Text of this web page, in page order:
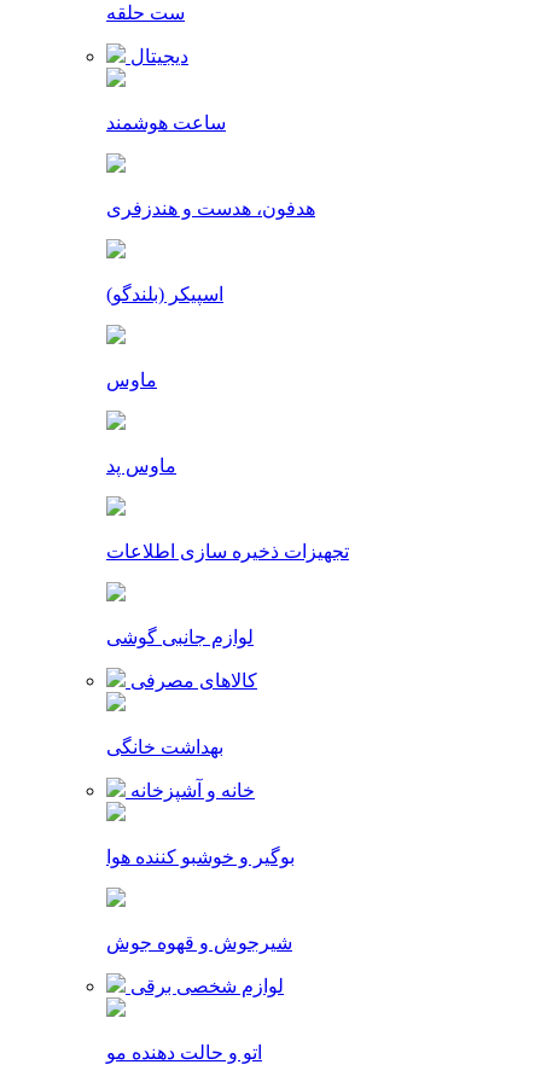
ست حلقه
دیجیتال
ساعت هوشمند
هدفون، هدست و هندزفری
اسپیکر (بلندگو)
ماوس
ماوس پد
تجهیزات ذخیره سازی اطلاعات
لوازم جانبی گوشی
کالاهای مصرفی
بهداشت خانگی
خانه و آشپزخانه
بوگیر و خوشبو کننده هوا
شیرجوش و قهوه جوش
لوازم شخصی برقی
اتو و حالت دهنده مو